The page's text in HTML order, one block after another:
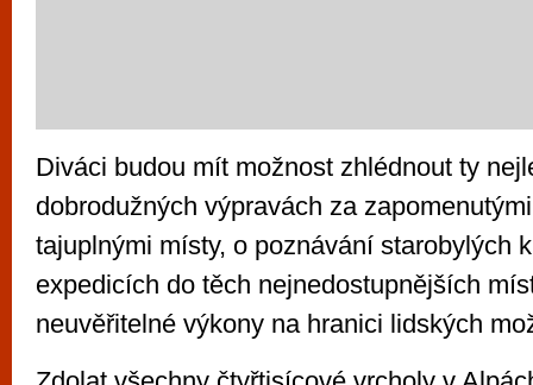
Diváci budou mít možnost zhlédnout ty
dobrodužných výpravách za
tajuplnými místy, o poznávání starobylých
expedicích do těch nejnedostupnějších
neuvěřitelné výkony na hranici lidských